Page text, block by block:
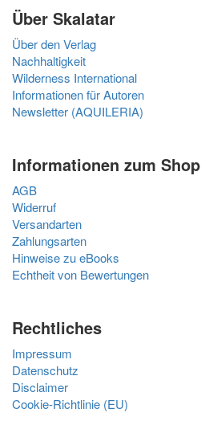
Über Skalatar
Über den Verlag
Nachhaltigkeit
Wilderness International
Informationen für Autoren
Newsletter (AQUILERIA)
Informationen zum Shop
AGB
Widerruf
Versandarten
Zahlungsarten
Hinweise zu eBooks
Echtheit von Bewertungen
Rechtliches
Impressum
Datenschutz
Disclaimer
Cookie-Richtlinie (EU)